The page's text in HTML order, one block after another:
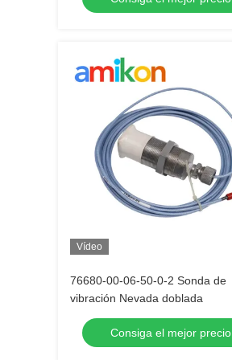
Vídeo
76680-00-06-50-0-2 Sonda de
vibración Nevada doblada
Consiga el mejor precio